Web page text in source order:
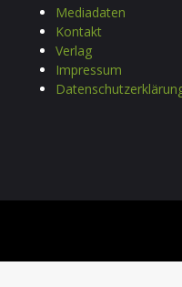
Mediadaten
Kontakt
Verlag
Impressum